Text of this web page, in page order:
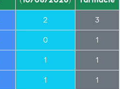
2 3
0 1
1 1
1 1